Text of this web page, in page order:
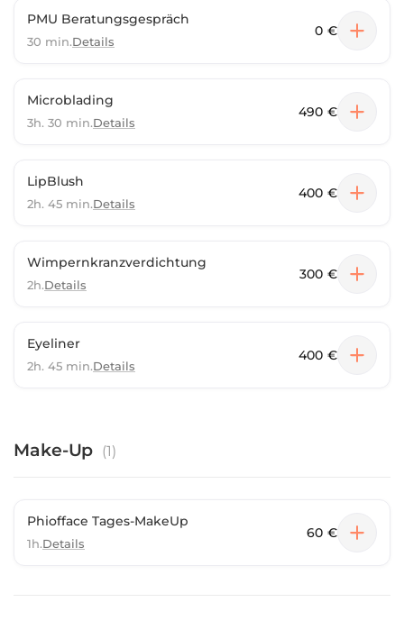
PMU Beratungsgespräch
30 min.Details
0 €
Microblading
3h. 30 min.Details
490 €
LipBlush
2h. 45 min.Details
400 €
Wimpernkranzverdichtung
2h.Details
300 €
Eyeliner
2h. 45 min.Details
400 €
Make-Up (1)
Phiofface Tages-MakeUp
1h.Details
60 €